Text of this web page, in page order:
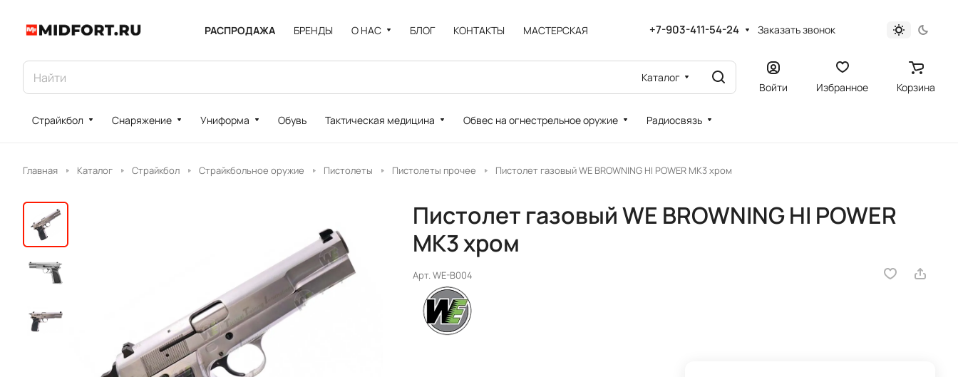
РАСПРОДАЖА БРЕНДЫ О НАС БЛОГ КОНТАКТЫ МАСТЕРСКАЯ +7-903-411-54-24 Заказать звонок
Каталог
Войти Избранное Корзина
Страйкбол Снаряжение Униформа Обувь Тактическая медицина Обвес на огнестрельное оружие Радиосвязь
Главная Каталог Страйкбол Страйкбольное оружие Пистолеты Пистолеты прочее Пистолет газовый WE BROWNING HI POWER MK3 хром
Пистолет газовый WE BROWNING HI POWER
MK3 хром
Арт.WE-B004